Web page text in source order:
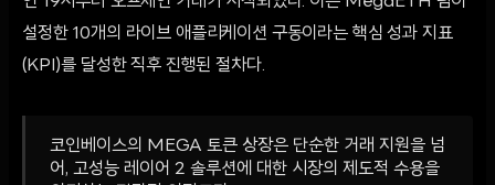
설정한 10개의 라이브 애플리케이션 구동이라는 핵심 성과 지표
(KPI)를 달성한 직후 진행된 절차다.
코인베이스의 MEGA 토큰 상장은 단순한 거래 지원을 넘
어, 고성능 레이어 2 솔루션에 대한 시장의 제도적 수용을